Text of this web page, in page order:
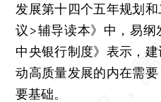
发展第十四个五年规划
议>辅导读本》中，易
中央银行制度》表示，
动高质量发展的内在需
要基础。